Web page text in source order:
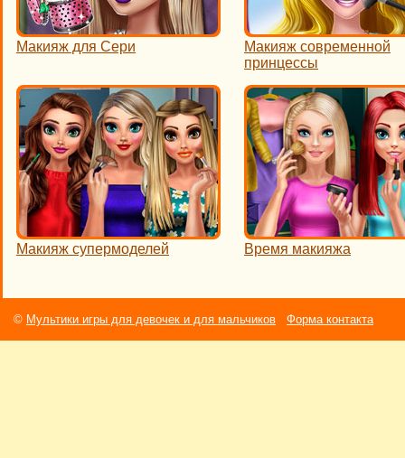
Макияж для Сери
Макияж современной
принцессы
Макияж супермоделей Время макияжа
© Мультики игры для девочек и для мальчиков Форма контакта